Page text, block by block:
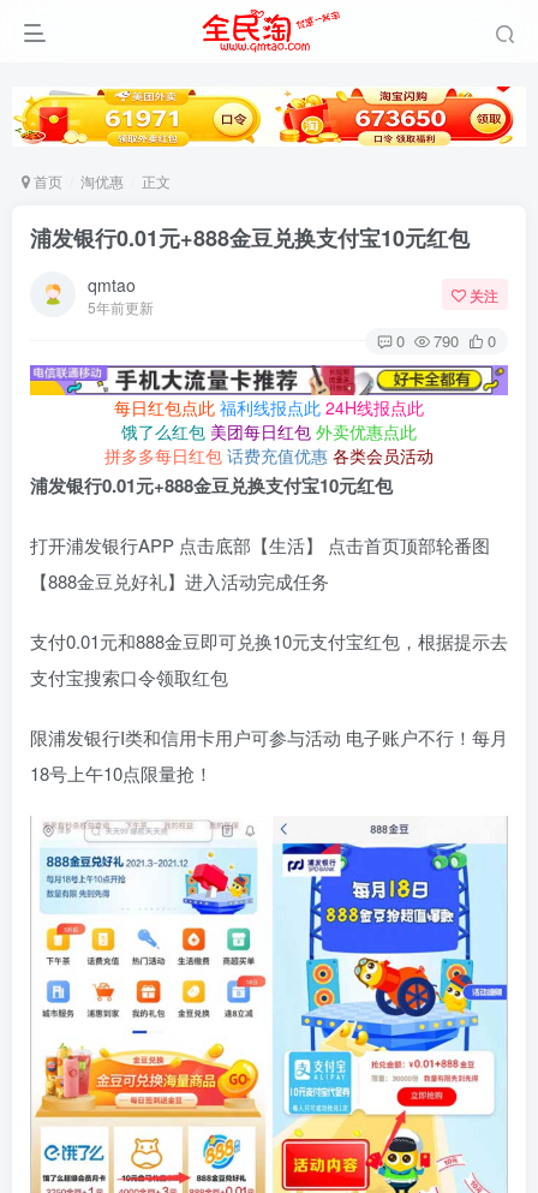
首页 淘优惠 正文
浦发银行0.01元+888金豆兑换支付宝10元红包
qmtao
5年前更新
关注
0 790 0
每日红包点此 福利线报点此 24H线报点此
饿了么红包 美团每日红包 外卖优惠点此
拼多多每日红包 话费充值优惠 各类会员活动
浦发银行0.01元+888金豆兑换支付宝10元红包
打开浦发银行APP 点击底部【生活】 点击首页顶部轮番图
【888金豆兑好礼】进入活动完成任务
支付0.01元和888金豆即可兑换10元支付宝红包，根据提示去
支付宝搜索口令领取红包
限浦发银行I类和信用卡用户可参与活动 电子账户不行！每月
18号上午10点限量抢！